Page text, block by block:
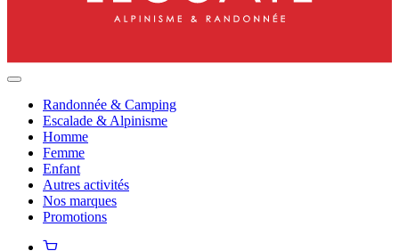
Randonnée & Camping
Escalade & Alpinisme
Homme
Femme
Enfant
Autres activités
Nos marques
Promotions